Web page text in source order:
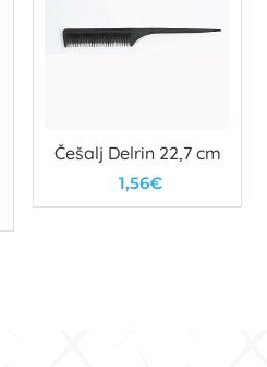
Češalj Delrin 22,7 cm
1,56€